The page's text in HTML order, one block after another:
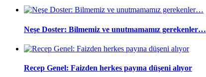
Neşe Doster: Bilmemiz ve unutmamamız gerekenler…
Recep Genel: Faizden herkes payına düşeni alıyor